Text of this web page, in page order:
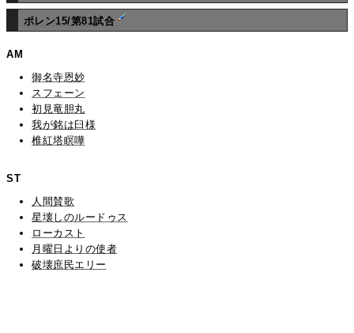
ポレン15/第81試合
AM
御名寺恩妙
スフェーン
初見竜胆丸
我が銘は臼様
椎紅塔瞑嘩
ST
人間賛歌
星壊しのルードゥス
ローカスト
月曜日よりの使者
破壊庶民エリー